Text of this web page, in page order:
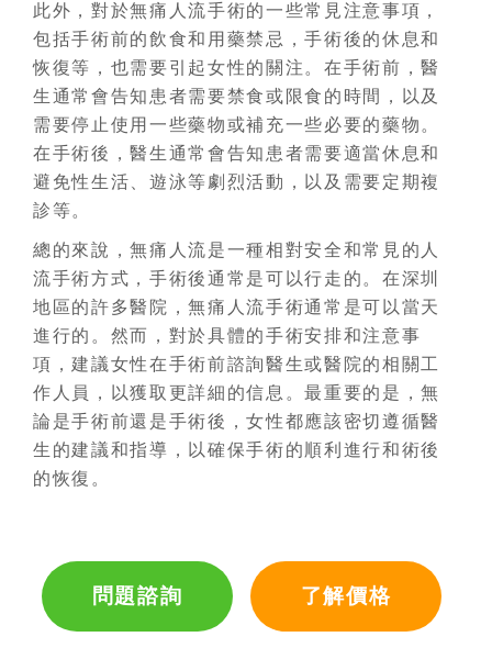
此外，對於無痛人流手術的一些常見注意事項，
包括手術前的飲食和用藥禁忌，手術後的休息和
恢復等，也需要引起女性的關注。在手術前，醫
生通常會告知患者需要禁食或限食的時間，以及
需要停止使用一些藥物或補充一些必要的藥物。
在手術後，醫生通常會告知患者需要適當休息和
避免性生活、遊泳等劇烈活動，以及需要定期複
診等。
總的來說，無痛人流是一種相對安全和常見的人
流手術方式，手術後通常是可以行走的。在深圳
地區的許多醫院，無痛人流手術通常是可以當天
進行的。然而，對於具體的手術安排和注意事
項，建議女性在手術前諮詢醫生或醫院的相關工
作人員，以獲取更詳細的信息。最重要的是，無
論是手術前還是手術後，女性都應該密切遵循醫
生的建議和指導，以確保手術的順利進行和術後
的恢復。
問題諮詢 了解價格